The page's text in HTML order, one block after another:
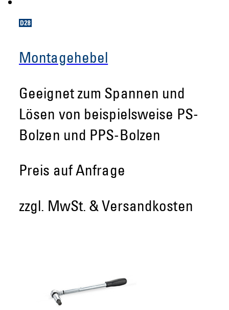
Montagehebel
Geeignet zum Spannen und
Lösen von beispielsweise PS-
Bolzen und PPS-Bolzen
Preis auf Anfrage
zzgl. MwSt. & Versandkosten